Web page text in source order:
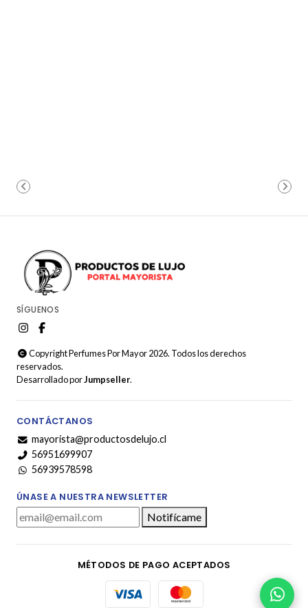
SÍGUENOS
Copyright Perfumes Por Mayor 2026. Todos los derechos
reservados.
Desarrollado porJumpseller.
CONTÁCTANOS
mayorista@productosdelujo.cl
56951699907
56939578598
ÚNASE A NUESTRA NEWSLETTER
Notifícame
MÉTODOS DE PAGO ACEPTADOS